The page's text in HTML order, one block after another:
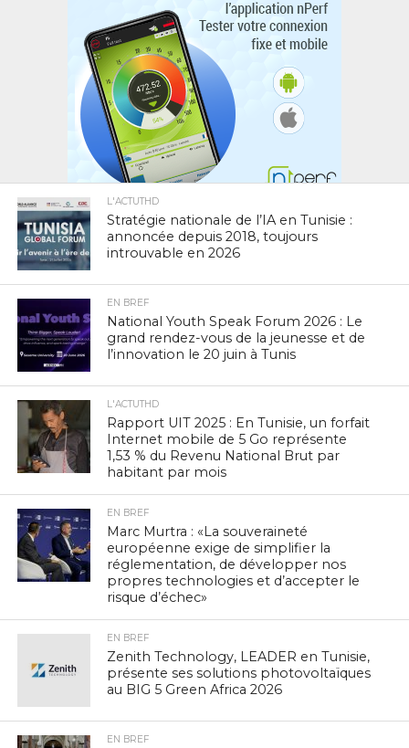
L'ACTUTHD
Stratégie nationale de l’IA en Tunisie :
annoncée depuis 2018, toujours
introuvable en 2026
EN BREF
National Youth Speak Forum 2026 : Le
grand rendez-vous de la jeunesse et de
l’innovation le 20 juin à Tunis
L'ACTUTHD
Rapport UIT 2025 : En Tunisie, un forfait
Internet mobile de 5 Go représente
1,53 % du Revenu National Brut par
habitant par mois
EN BREF
Marc Murtra : «La souveraineté
européenne exige de simplifier la
réglementation, de développer nos
propres technologies et d’accepter le
risque d’échec»
EN BREF
Zenith Technology, LEADER en Tunisie,
présente ses solutions photovoltaïques
au BIG 5 Green Africa 2026
EN BREF